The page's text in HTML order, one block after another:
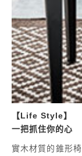
【Life Style】
一把抓住你的心
實木材質的錐形